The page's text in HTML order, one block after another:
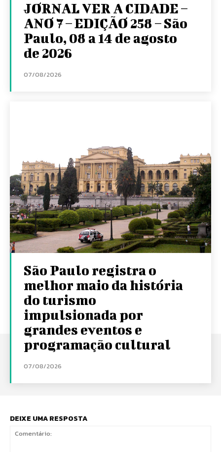
JORNAL VER A CIDADE –
ANO 7 – EDIÇÃO 258 – São
Paulo, 08 a 14 de agosto
de 2026
07/08/2026
São Paulo registra o
melhor maio da história
do turismo
impulsionada por
grandes eventos e
programação cultural
07/08/2026
DEIXE UMA RESPOSTA